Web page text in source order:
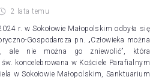
2 lata temu
r. w Sokołowie Małopolskim odbyła się
Gospodarcza pn. „Człowieka można
ale nie można go zniewolić”, która
koncelebrowana w Kościele Parafialnym
w Sokołowie Małopolskim, Sanktuarium